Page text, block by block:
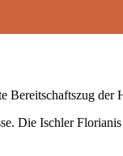
Die Ischler